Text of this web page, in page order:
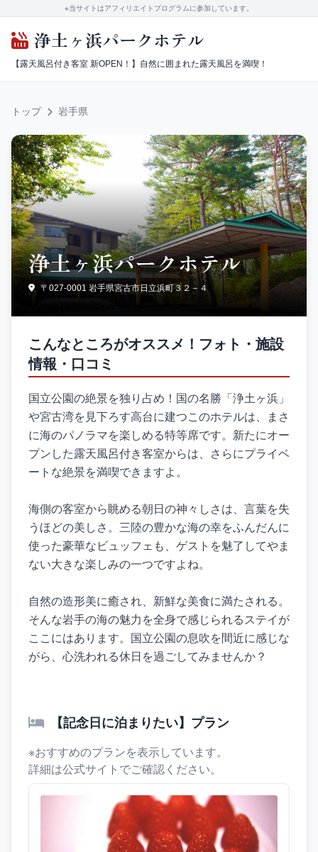
※当サイトはアフィリエイトプログラムに参加しています。
浄土ヶ浜パークホテル
【露天風呂付き客室 新OPEN！】自然に囲まれた露天風呂を満喫！
トップ 岩手県
浄土ヶ浜パークホテル
〒027-0001 岩手県宮古市日立浜町３２－４
こんなところがオススメ！フォト・施設
情報・口コミ
国立公園の絶景を独り占め！国の名勝「浄土ヶ浜」
や宮古湾を見下ろす高台に建つこのホテルは、まさ
に海のパノラマを楽しめる特等席です。新たにオー
プンした露天風呂付き客室からは、さらにプライベ
ートな絶景を満喫できますよ。
海側の客室から眺める朝日の神々しさは、言葉を失
うほどの美しさ。三陸の豊かな海の幸をふんだんに
使った豪華なビュッフェも、ゲストを魅了してやま
ない大きな楽しみの一つですよね。
自然の造形美に癒され、新鮮な美食に満たされる。
そんな岩手の海の魅力を全身で感じられるステイが
ここにはあります。国立公園の息吹を間近に感じな
がら、心洗われる休日を過ごしてみませんか？
【記念日に泊まりたい】プラン
※おすすめのプランを表示しています。
詳細は公式サイトでご確認ください。